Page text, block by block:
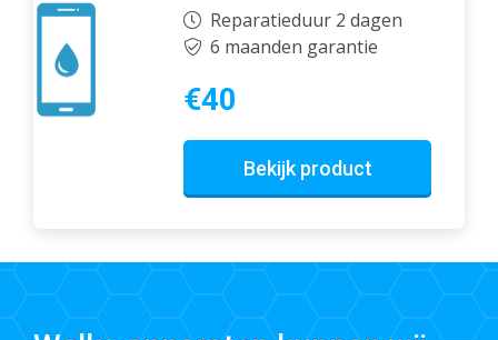
Reparatieduur 2 dagen
6 maanden garantie
€40
Bekijk product